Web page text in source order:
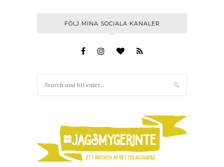
FÖLJ MINA SOCIALA KANALER